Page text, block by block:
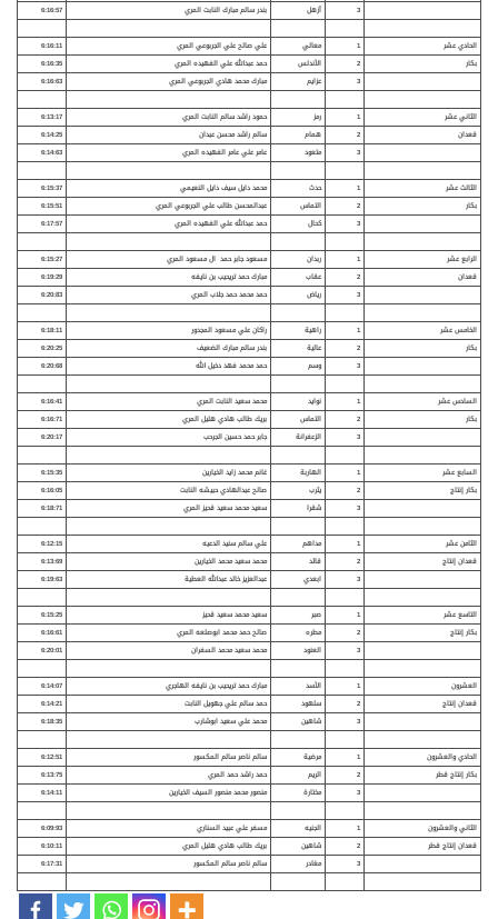
3
أزهل بندر سالم مبارك النابت المري 6:16:57
الحادي عشر 1 معالي علي صالح علي الجربوعي المري
6:16:11
بكار
2 الأندلس حمد عبدالله علي الفهيده المري
6:16:35
3
عزايم مبارك محمد هادي الجربوعي المري 6:16:63
الثاني عشر 1 رمز حمود راشد سالم النابت المري
6:13:17
قعدان
2 همام سالم راشد محسن عبدان
6:14:25
3
متعود عامر علي عامر الفهيده المري 6:14:63
الثالث عشر 1 حدث محمد دايل سيف دايل النعيمي
6:15:37
بكار
2 التماس عبدالمحسن طالب علي الجربوعي المري
6:15:51
3
كحال حمد عبدالله علي الفهيده المري 6:17:57
الرابع عشر 1 ربدان مسعود جابر حمد ال مسعود المري
6:15:27
قعدان
2 عقاب مبارك حمد تريحيب بن نايفه
6:19:29
3
رياض حمد محمد حمد جلاب المري 6:20:83
الخامس عشر 1 راهية راكان علي مسعود المجدور
6:18:11
بكار
2 عالية بندر سالم مبارك الضعيف
6:20:25
3
وسم حمد محمد فهد دخيل الله 6:20:68
السادس عشر 1 نوايد محمد سعيد النابت المري
6:16:41
بكار
2 التماس بريك طالب هادي هليل المري
6:16:71
3
الزعفرانة جابر حمد حسين الجرحب 6:20:17
السابع عشر 1 الهاربة غانم محمد زايد الخيارين
6:15:35
بكار إنتاج
2 يثرب صالح عبدالهادي حبيشه النابت
6:16:05
3
شقرا سعيد محمد سعيد قحيز المري 6:18:71
الثامن عشر 1 مداهم علي سالم سنيد الدعيه
6:12:15
قعدان إنتاج
2 قائد محمد سعيد محمد الخيارين
6:13:69
3
ابعدي عبدالعزيز خالد عبدالله العطية 6:19:63
التاسع عشر 1 صبر سعيد محمد سعيد قحيز
6:15:25
بكار إنتاج
2 مطره صالح حمد محمد ابوصلعه المري
6:16:61
3
العنود محمد سعيد محمد السفران 6:20:01
العشرون 1 الأسد مبارك حمد تريحيب بن نايفه الهاجري
6:14:07
قعدان إنتاج
2 سلهود حمد سالم علي جهويل النابت
6:14:21
3
شاهين محمد علي سعيد ابوشارب 6:18:35
الحادي والعشرون 1 مرضية سالم ناصر سالم المكسور
6:12:51
بكار إنتاج قطر
2 الريم حمد راشد حمد المري
6:13:75
3
مختارة منصور محمد منصور السيف الخيارين 6:14:11
الثاني والعشرون 1 الجنيه مسفر علي عبيد السناري
6:09:93
قعدان إنتاج قطر
2 شاهين بريك طالب هادي هليل المري
6:10:11
3
مغادر سالم ناصر سالم المكسور 6:17:31